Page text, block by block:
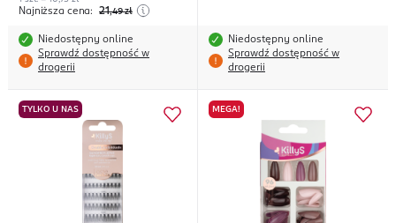
Najniższa cena: 21,49 zł
Niedostępny online
Sprawdź dostępność w
drogerii
Niedostępny online
Sprawdź dostępność w
drogerii
TYLKO U NAS MEGA!